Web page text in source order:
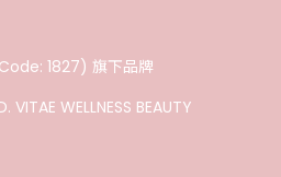
1827) 旗下品牌
VITAE WELLNESS BEAUTY